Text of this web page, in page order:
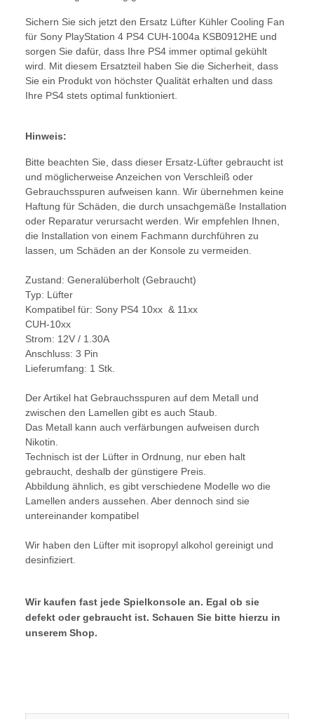
Sichern Sie sich jetzt den Ersatz Lüfter Kühler Cooling Fan
für Sony PlayStation 4 PS4 CUH-1004a KSB0912HE und
sorgen Sie dafür, dass Ihre PS4 immer optimal gekühlt
wird. Mit diesem Ersatzteil haben Sie die Sicherheit, dass
Sie ein Produkt von höchster Qualität erhalten und dass
Ihre PS4 stets optimal funktioniert.
Hinweis:
Bitte beachten Sie, dass dieser Ersatz-Lüfter gebraucht ist
und möglicherweise Anzeichen von Verschleiß oder
Gebrauchsspuren aufweisen kann. Wir übernehmen keine
Haftung für Schäden, die durch unsachgemäße Installation
oder Reparatur verursacht werden. Wir empfehlen Ihnen,
die Installation von einem Fachmann durchführen zu
lassen, um Schäden an der Konsole zu vermeiden.
Zustand: Generalüberholt (Gebraucht)
Typ: Lüfter
Kompatibel für: Sony PS4 10xx & 11xx
CUH-10xx
Strom: 12V / 1.30A
Anschluss: 3 Pin
Lieferumfang: 1 Stk.
Der Artikel hat Gebrauchsspuren auf dem Metall und
zwischen den Lamellen gibt es auch Staub.
Das Metall kann auch verfärbungen aufweisen durch
Nikotin.
Technisch ist der Lüfter in Ordnung, nur eben halt
gebraucht, deshalb der günstigere Preis.
Abbildung ähnlich, es gibt verschiedene Modelle wo die
Lamellen anders aussehen. Aber dennoch sind sie
untereinander kompatibel
Wir haben den Lüfter mit isopropyl alkohol gereinigt und
desinfiziert.
Wir kaufen fast jede Spielkonsole an. Egal ob sie
defekt oder gebraucht ist. Schauen Sie bitte hierzu in
unserem Shop.